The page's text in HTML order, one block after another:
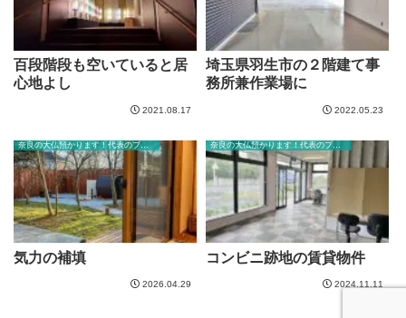
百段階段も空いていると居
心地よし
2021.08.17
埼玉県羽生市の２階建て事
務所兼作業場に
2022.05.23
気力の補填
2026.04.29
奈良の大仏預かります！代表のブログ
コンビニ跡地の賃貸物件
2024.11.11